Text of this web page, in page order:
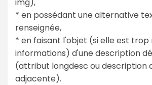
* en possédant une alternative
renseignée,
* en faisant l'objet (si elle est trop
informations) d'une description
(attribut longdesc ou description
adjacente).